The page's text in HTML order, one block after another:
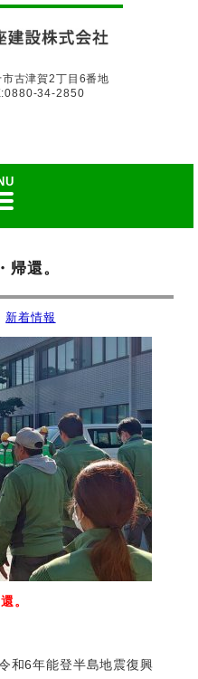
古津賀2丁目6番地
34-2850
帰還。
新着情報
。
和6年能登半島地震復興